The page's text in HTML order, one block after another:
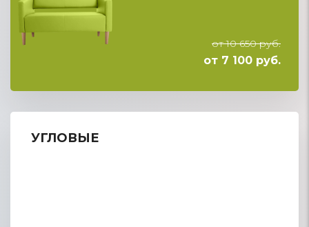
от 10 650 руб.
от 7 100 руб.
УГЛОВЫЕ